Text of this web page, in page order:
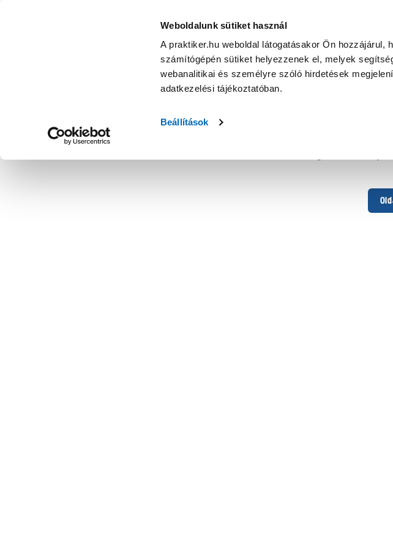
Weboldalunk sütiket használ
A praktiker.hu weboldal látogatásakor Ön hozzájárul,
számítógépén sütiket helyezzenek el, melyek
webanalitikai és személyre szóló hirdetések
adatkezelési tájékoztatóban.
Beállítások